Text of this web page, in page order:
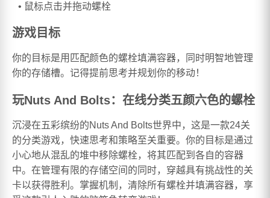
鼠标点击并拖动螺栓
游戏目标
你的目标是用匹配颜色的螺栓填满容器，同时明智地管理
你的存储槽。记得提前思考并规划你的移动！
玩Nuts And Bolts：在线分类五颜六色的螺栓
沉浸在五彩缤纷的Nuts And Bolts世界中，这是一款24关
的分类游戏，快速思考和策略至关重要。你的目标是通过
小心地从混乱的堆中移除螺栓，将其匹配到各自的容器
中。在管理有限的存储空间的同时，穿越具有挑战性的关
卡以获得胜利。掌握机制，清除所有螺栓并填满容器，享